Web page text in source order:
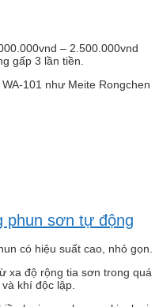
– 2.500.000vnd
gấp 3 lần tiền.
101 như Meite Rongchen
phun sơn tự động
có hiệu suất cao, nhỏ gọn.
xa độ rộng tia sơn trong quá
khí độc lập.